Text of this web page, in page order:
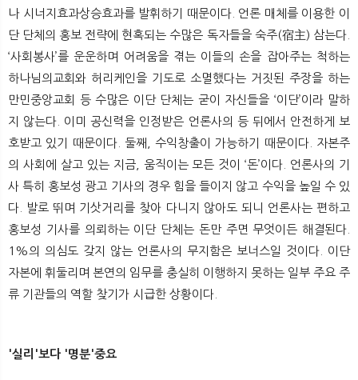
나 시너지효과상승효과를 발휘하기 때문이다. 언론 매체를 이용한 이
단 단체의 홍보 전략에 현혹되는 수많은 독자들을 숙주(宿主) 삼는다.
‘사회봉사’를 운운하며 어려움을 겪는 이들의 손을 잡아주는 척하는
하나님의교회와 허리케인을 기도로 소멸했다는 거짓된 주장을 하는
만민중앙교회 등 수많은 이단 단체는 굳이 자신들을 ‘이단’이라 말하
지 않는다. 이미 공신력을 인정받은 언론사의 등 뒤에서 안전하게 보
호받고 있기 때문이다. 둘째, 수익창출이 가능하기 때문이다. 자본주
의 사회에 살고 있는 지금, 움직이는 모든 것이 ‘돈’이다. 언론사의 기
사 특히 홍보성 광고 기사의 경우 힘을 들이지 않고 수익을 높일 수 있
다. 발로 뛰며 기삿거리를 찾아 다니지 않아도 되니 언론사는 편하고
홍보성 기사를 의뢰하는 이단 단체는 돈만 주면 무엇이든 해결된다.
1%의 의심도 갖지 않는 언론사의 무지함은 보너스일 것이다. 이단
자본에 휘둘리며 본연의 임무를 충실히 이행하지 못하는 일부 주요 주
류 기관들의 역할 찾기가 시급한 상황이다.
'실리'보다 '명분'중요